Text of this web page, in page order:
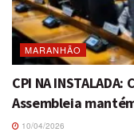
MARANHÃO
CPI NA
Assembleia
10/04/2026